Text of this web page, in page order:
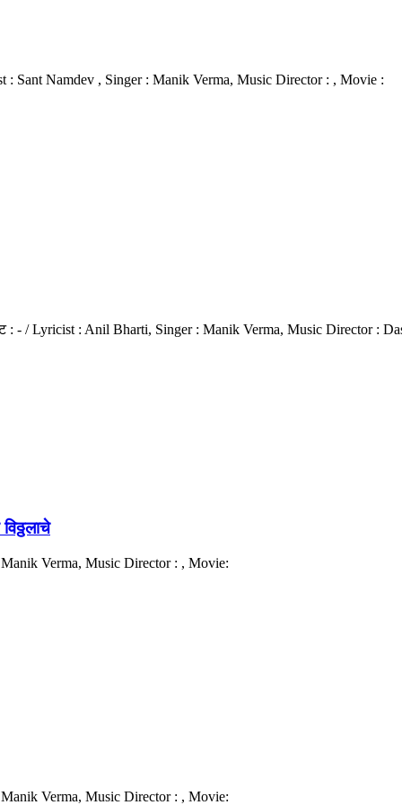
: Sant Namdev , Singer : Manik Verma, Music Director : , Movie :
: - / Lyricist : Anil Bharti, Singer : Manik Verma, Music Director :
Manik Verma, Music Director : , Movie:
Manik Verma, Music Director : , Movie: